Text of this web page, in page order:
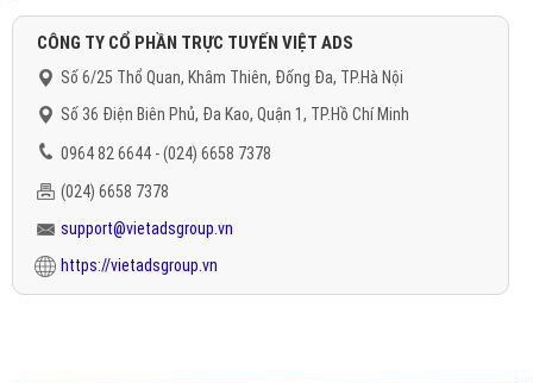
CÔNG TY CỔ PHẦN TRỰC TUYẾN VIỆT ADS
Số 6/25 Thổ Quan, Khâm Thiên, Đống Đa, TP.Hà Nội
Số 36 Điện Biên Phủ, Đa Kao, Quận 1, TP.Hồ Chí Minh
0964 82 6644 - (024) 6658 7378
(024) 6658 7378
support@vietadsgroup.vn
https://vietadsgroup.vn